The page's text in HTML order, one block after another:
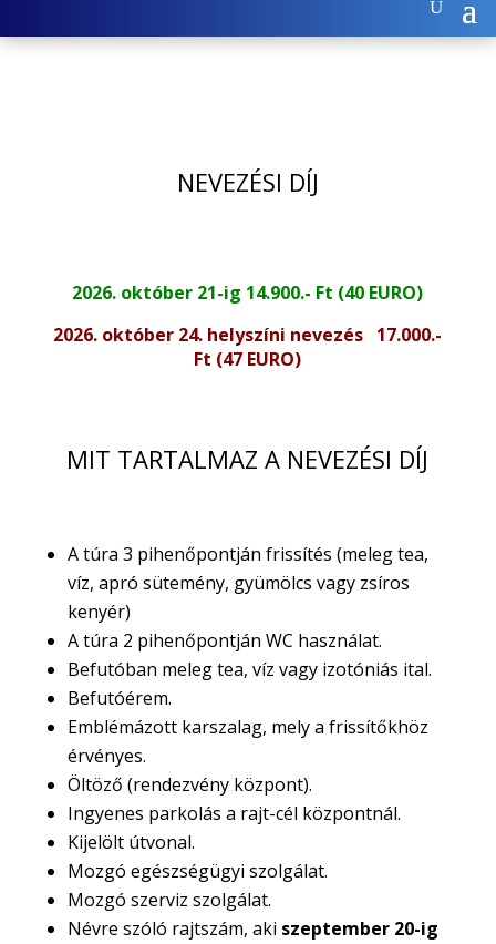
NEVEZÉSI DÍJ
2026. október 21-ig 14.900.- Ft (40 EURO)
2026. október 24. helyszíni nevezés 17.000.-
Ft (47 EURO)
MIT TARTALMAZ A NEVEZÉSI DÍJ
A túra 3 pihenőpontján frissítés (meleg tea,
víz, apró sütemény, gyümölcs vagy zsíros
kenyér)
A túra 2 pihenőpontján WC használat.
Befutóban meleg tea, víz vagy izotóniás ital.
Befutóérem.
Emblémázott karszalag, mely a frissítőkhöz
érvényes.
Öltöző (rendezvény központ).
Ingyenes parkolás a rajt-cél központnál.
Kijelölt útvonal.
Mozgó egészségügyi szolgálat.
Mozgó szerviz szolgálat.
Névre szóló rajtszám, aki szeptember 20-ig